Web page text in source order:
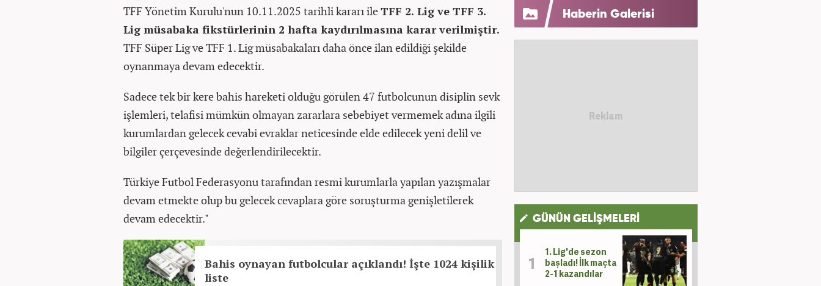
TFF Yönetim Kurulu'nun 10.11.2025 tarihli kararı ileTFF 2. Lig ve TFF 3.
Lig müsabaka fikstürlerinin 2 hafta kaydırılmasına karar verilmiştir.
TFF Süper Lig ve TFF 1. Lig müsabakaları dahaönce ilan edildiği şekilde
oynanmaya devam edecektir.
Sadece tek bir kere bahis hareketi olduğu görülen 47 futbolcunun disiplin sevk
işlemleri, telafisi mümkün olmayan zararlara sebebiyet vermemek adına ilgili
kurumlardan gelecek cevabi evraklar neticesinde elde edilecek yeni delil ve
bilgilerçerçevesinde değerlendirilecektir.
Türkiye Futbol Federasyonu tarafından resmi kurumlarla yapılan yazışmalar
devam etmekte olup bu gelecek cevaplara göre soruşturma genişletilerek
devam edecektir."
Bahis oynayan futbolcular açıklandı! İşte 1024 kişilik
liste
Haberin Galerisi
GÜNÜN GELİŞMELERİ
1. Lig'de sezon
başladı! İlk maçta
2-1 kazandılar